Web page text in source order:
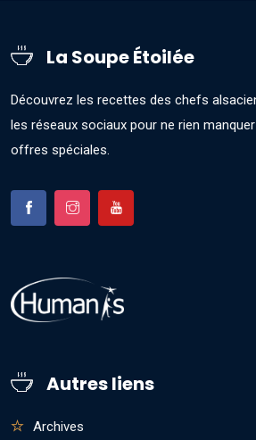
La Soupe Étoilée
Découvrez les recettes des chefs
les réseaux sociaux pour ne rien
offres spéciales.
Autres liens
Archives